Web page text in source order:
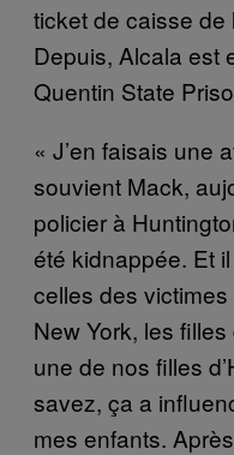
ticket de caisse
Depuis, Alcala est
Quentin State
« J’en faisais une
souvient Mack,
policier à
été kidnappée. Et
celles des
New York, les
une de nos filles
savez, ça a
mes enfants.